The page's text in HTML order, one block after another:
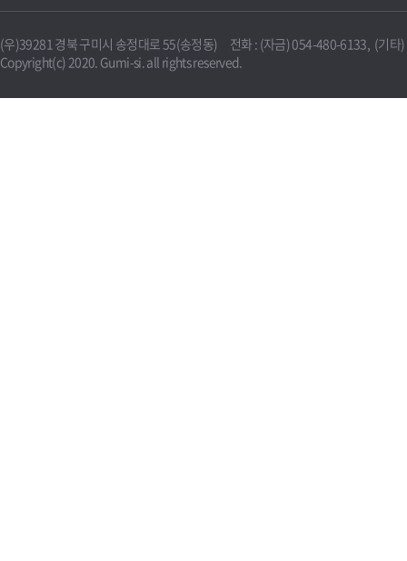
(우)39281 경북 구미시 송정대로 55(송정동) 전화 : (자금) 054-480-6133, (기타
Copyright(c) 2020. Gumi-si. all rights reserved.